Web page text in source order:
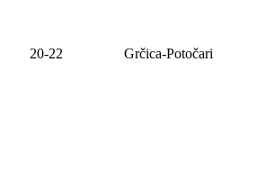
20-22 Grčica-Potočari